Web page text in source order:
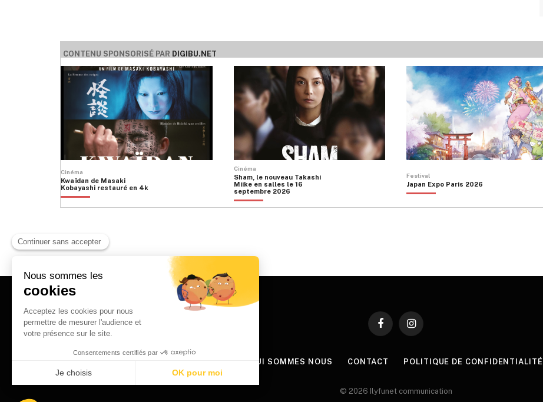
CONTENU SPONSORISÉ PAR DIGIBU.NET
Cinéma
Kwaïdan de Masaki
Kobayashi restauré en 4k
Cinéma
Sham, le nouveau Takashi
Miike en salles le 16
septembre 2026
Festival
Japan Expo Paris 2026
FacebookInstagram
QUI SOMMES NOUS CONTACT POLITIQUE DE CONFIDENTIALITÉ
© 2026 Ilyfunet communication